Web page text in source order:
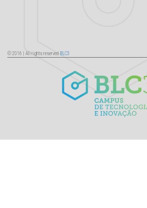
© 2016 | All rights reserved BLC3